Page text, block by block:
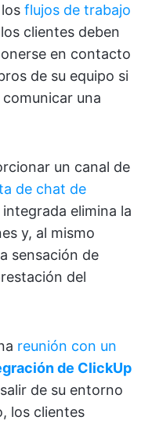
flujos de trabajo
clientes deben
en contacto
de su equipo si
una
un canal de
de chat de
elimina la
y, al mismo
sensación de
del
reunión con un
de ClickUp
de su entorno
los clientes